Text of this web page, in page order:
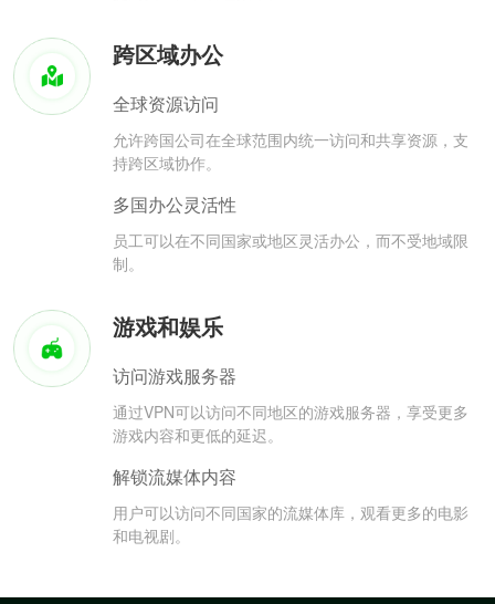
跨区域办公
全球资源访问
允许跨国公司在全球范围内统一访问和共享资源，支
持跨区域协作。
多国办公灵活性
员工可以在不同国家或地区灵活办公，而不受地域限
制。
游戏和娱乐
访问游戏服务器
通过VPN可以访问不同地区的游戏服务器，享受更多
游戏内容和更低的延迟。
解锁流媒体内容
用户可以访问不同国家的流媒体库，观看更多的电影
和电视剧。